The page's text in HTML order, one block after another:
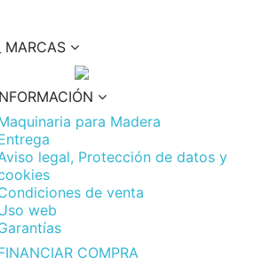
MARCAS
para Madera
legal, Protección de datos y
de venta
web
COMPRA